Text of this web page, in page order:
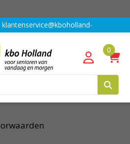
klantenservice@kboholland-